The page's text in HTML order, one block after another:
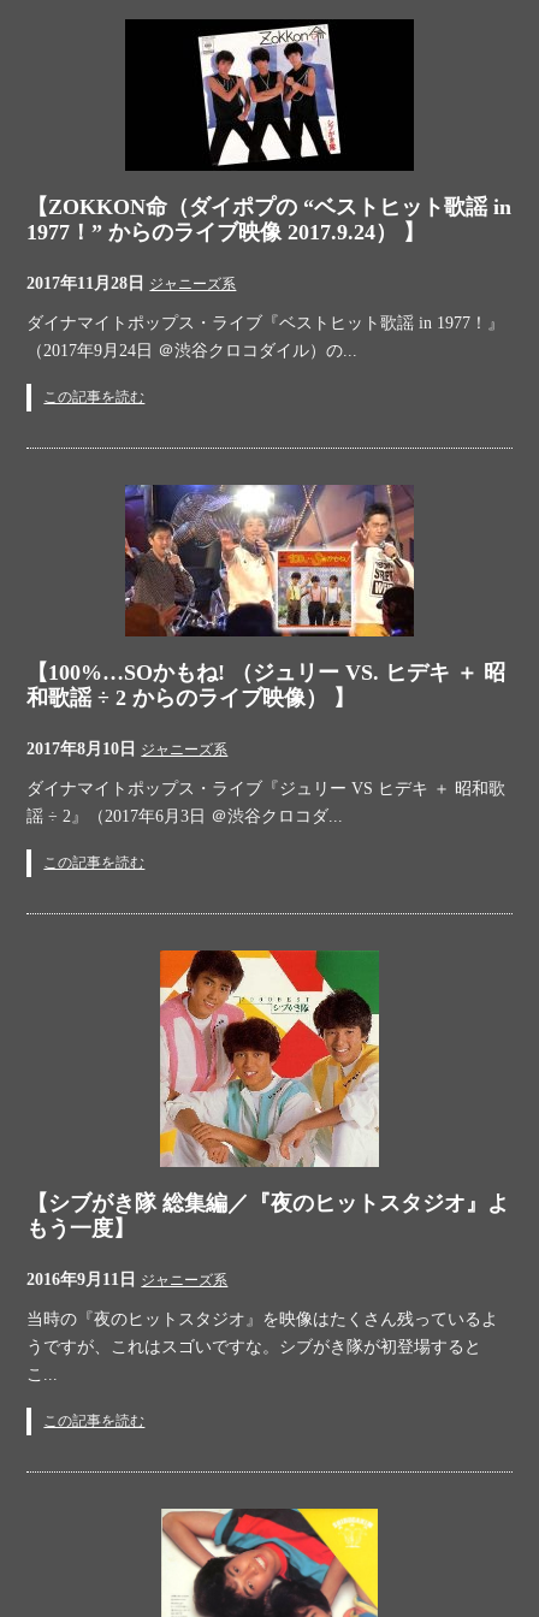
【ZOKKON命（ダイポプの “ベストヒット歌謡 in
1977！” からのライブ映像 2017.9.24） 】
2017年11月28日 ジャニーズ系
ダイナマイトポップス・ライブ『ベストヒット歌謡 in 1977！』
（2017年9月24日 ＠渋谷クロコダイル）の...
この記事を読む
【100%…SOかもね! （ジュリー VS. ヒデキ ＋ 昭
和歌謡 ÷ 2 からのライブ映像） 】
2017年8月10日 ジャニーズ系
ダイナマイトポップス・ライブ『ジュリー VS ヒデキ ＋ 昭和歌
謡 ÷ 2』（2017年6月3日 ＠渋谷クロコダ...
この記事を読む
【シブがき隊 総集編／『夜のヒットスタジオ』よ
もう一度】
2016年9月11日 ジャニーズ系
当時の『夜のヒットスタジオ』を映像はたくさん残っているよ
うですが、これはスゴいですな。シブがき隊が初登場すると
こ...
この記事を読む